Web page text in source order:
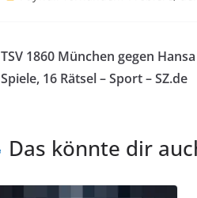
TSV 1860 München gegen
Spiele, 16 Rätsel – Sport – SZ.de
Das könnte dir